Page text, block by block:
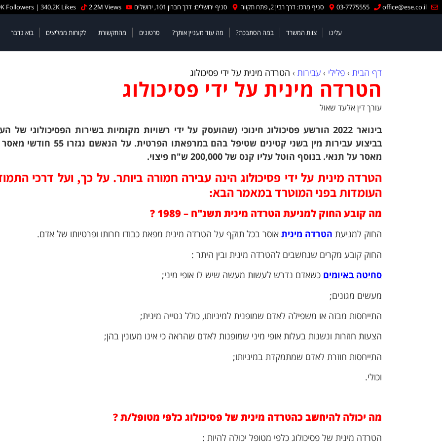
office@ese.co.il
03-7775555 סניף מרכז: דרך רבין 2, פתח תקווה סניף ירושלים: דרך חברון 101, ירושלים 2.2M Views
Followers | 340.2K Likes
עלינו צוות המשרד במה הסתבכת? מה עוד מעניין אותך? סרטונים מהתקשורת לקוחות ממליצים בוא נדבר
דף הבית › פלילי › עבירות › הטרדה מינית על ידי פסיכולוג
הטרדה מינית על ידי פסיכולוג
עורך דין אלעד שאול
בינואר 2022 הורשע פסיכולוג חינוכי (שהועסק על ידי רשויות מקומיות בשירות הפסיכולוגי של
בביצוע עבירות מין בשני קטינים שטיפל בהם במרפאתו הפרטית. על
מאסר על תנאי. בנוסף הוטל עליו קנס של 200,000 ש"ח פיצוי.
הטרדה מינית על ידי פסיכולוג הינה עבירה חמורה ביותר. על כך, ועל דרכי
העומדות בפני המוטרד במאמר הבא:
מה קובע החוק למניעת הטרדה מינית תשנ"ח – 1989 ?
החוק למניעת הטרדה מינית אוסר בכל תוקף על הטרדה מינית מפאת כבודו חרותו ופרטיותו של אדם.
החוק קובע מקרים שנחשבים להטרדה מינית ובין היתר :
סחיטה באיומים כשאדם נדרש לעשות מעשה שיש לו אופי מיני;
מעשים מגונים;
התייחסות מבזה או משפילה לאדם שמופנית למיניותו, כולל נטייה מינית;
הצעות חוזרות ונשנות בעלות אופי מיני שמופנות לאדם שהראה כי אינו מעונין בהן;
התייחסות חוזרת לאדם שמתמקדת במיניותו;
וכולי.
מה יכולה להיחשב כהטרדה מינית של פסיכולוג כלפי מטופל/ת?
הטרדה מינית של פסיכולוג כלפי מטופל יכולה להיות :